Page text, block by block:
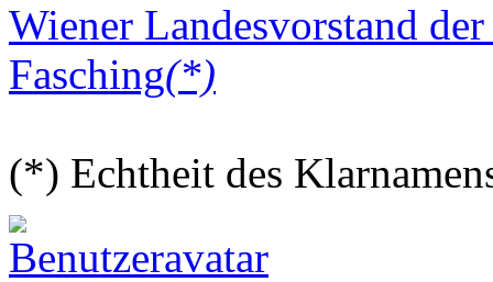
Wiener Landesvorstand
Fasching(*)
(*) Echtheit des